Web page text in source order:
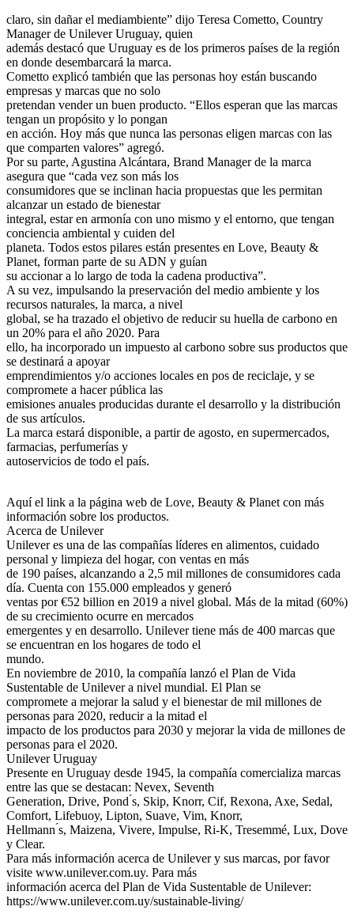
claro, sin dañar el mediambiente” dijo Teresa Cometto, Country
Manager de Unilever Uruguay, quien
además destacó que Uruguay es de los primeros países de la región
en donde desembarcará la marca.
Cometto explicó también que las personas hoy están buscando
empresas y marcas que no solo
pretendan vender un buen producto. “Ellos esperan que las marcas
tengan un propósito y lo pongan
en acción. Hoy más que nunca las personas eligen marcas con las
que comparten valores” agregó.
Por su parte, Agustina Alcántara, Brand Manager de la marca
asegura que “cada vez son más los
consumidores que se inclinan hacia propuestas que les permitan
alcanzar un estado de bienestar
integral, estar en armonía con uno mismo y el entorno, que tengan
conciencia ambiental y cuiden del
planeta. Todos estos pilares están presentes en Love, Beauty &
Planet, forman parte de su ADN y guían
su accionar a lo largo de toda la cadena productiva”.
A su vez, impulsando la preservación del medio ambiente y los
recursos naturales, la marca, a nivel
global, se ha trazado el objetivo de reducir su huella de carbono en
un 20% para el año 2020. Para
ello, ha incorporado un impuesto al carbono sobre sus productos que
se destinará a apoyar
emprendimientos y/o acciones locales en pos de reciclaje, y se
compromete a hacer pública las
emisiones anuales producidas durante el desarrollo y la distribución
de sus artículos.
La marca estará disponible, a partir de agosto, en supermercados,
farmacias, perfumerías y
autoservicios de todo el país.
Aquí el link a la página web de Love, Beauty & Planet con más
información sobre los productos.
Acerca de Unilever
Unilever es una de las compañías líderes en alimentos, cuidado
personal y limpieza del hogar, con ventas en más
de 190 países, alcanzando a 2,5 mil millones de consumidores cada
día. Cuenta con 155.000 empleados y generó
ventas por €52 billion en 2019 a nivel global. Más de la mitad (60%)
de su crecimiento ocurre en mercados
emergentes y en desarrollo. Unilever tiene más de 400 marcas que
se encuentran en los hogares de todo el
mundo.
En noviembre de 2010, la compañía lanzó el Plan de Vida
Sustentable de Unilever a nivel mundial. El Plan se
compromete a mejorar la salud y el bienestar de mil millones de
personas para 2020, reducir a la mitad el
impacto de los productos para 2030 y mejorar la vida de millones de
personas para el 2020.
Unilever Uruguay
Presente en Uruguay desde 1945, la compañía comercializa marcas
entre las que se destacan: Nevex, Seventh
Generation, Drive, Pond ́s, Skip, Knorr, Cif, Rexona, Axe, Sedal,
Comfort, Lifebuoy, Lipton, Suave, Vim, Knorr,
Hellmann ́s, Maizena, Vivere, Impulse, Ri-K, Tresemmé, Lux, Dove
y Clear.
Para más información acerca de Unilever y sus marcas, por favor
visite www.unilever.com.uy. Para más
información acerca del Plan de Vida Sustentable de Unilever:
https://www.unilever.com.uy/sustainable-living/